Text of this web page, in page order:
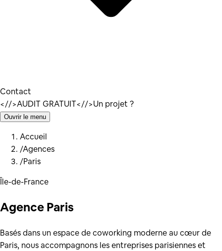
Contact
<//>AUDIT GRATUIT<//>Un projet ?
Ouvrir le menu
Accueil
/Agences
/Paris
Île-de-France
AgenceParis
Basés dans un espace de coworking moderne au cœur de
Paris, nous accompagnons les entreprises parisiennes et